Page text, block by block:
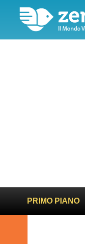
PRIMO PIANO
più sano e giusto